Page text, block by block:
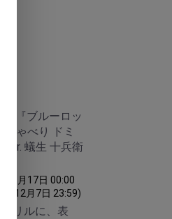
メ『ブルーロッ
しゃべり ドミ
Jr. 蟻生 十兵衛
11月17日 00:00
年12月7日 23:59)
クリルに、表